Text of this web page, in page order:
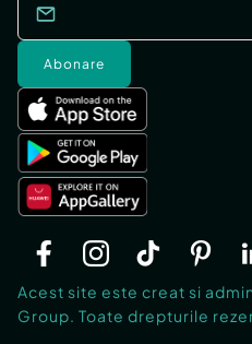
Abonare
Acest site este creat si
Group. Toate drepturile